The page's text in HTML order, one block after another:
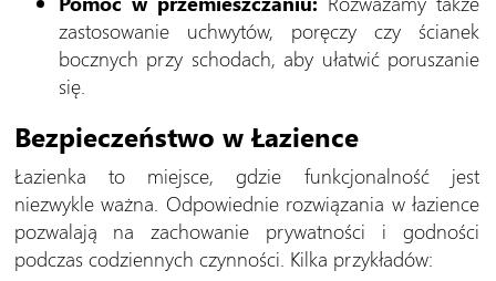
zastosowanie uchwytów, poręczy czy ścianek
bocznych przy schodach, aby ułatwić poruszanie
się.
Bezpieczeństwo w Łazience
Łazienka to miejsce, gdzie funkcjonalność jest
niezwykle ważna. Odpowiednie rozwiązania w łazience
pozwalają na zachowanie prywatności i godności
podczas codziennych czynności. Kilka przykładów: